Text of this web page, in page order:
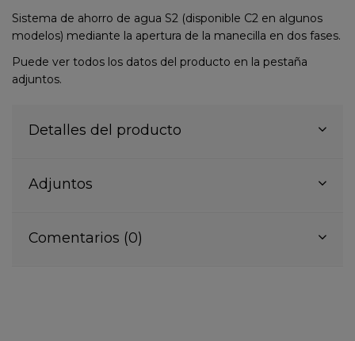
Sistema de ahorro de agua S2 (disponible C2 en algunos
modelos) mediante la apertura de la manecilla en dos fases.
Puede ver todos los datos del producto en la pestaña
adjuntos.
Detalles del producto
Adjuntos
Comentarios (0)